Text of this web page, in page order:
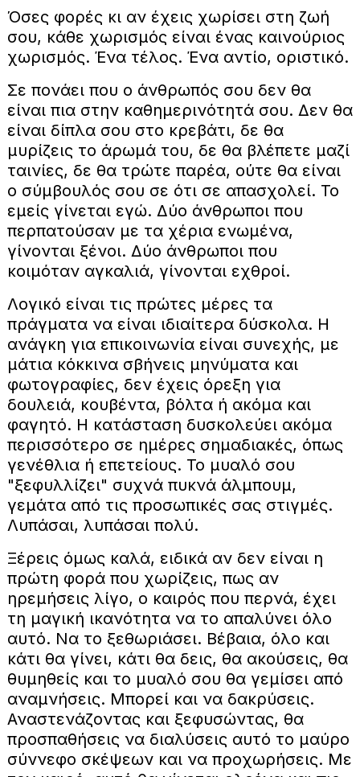
Όσες φορές κι αν έχεις χωρίσει στη ζωή
σου, κάθε χωρισμός είναι ένας καινούριος
χωρισμός. Ένα τέλος. Ένα αντίο, οριστικό.
Σε πονάει που ο άνθρωπός σου δεν θα
είναι πια στην καθημερινότητά σου. Δεν θα
είναι δίπλα σου στο κρεβάτι, δε θα
μυρίζεις το άρωμά του, δε θα βλέπετε μαζί
ταινίες, δε θα τρώτε παρέα, ούτε θα είναι
ο σύμβουλός σου σε ότι σε απασχολεί. Το
εμείς γίνεται εγώ. Δύο άνθρωποι που
περπατούσαν με τα χέρια ενωμένα,
γίνονται ξένοι. Δύο άνθρωποι που
κοιμόταν αγκαλιά, γίνονται εχθροί.
Λογικό είναι τις πρώτες μέρες τα
πράγματα να είναι ιδιαίτερα δύσκολα. Η
ανάγκη για επικοινωνία είναι συνεχής, με
μάτια κόκκινα σβήνεις μηνύματα και
φωτογραφίες, δεν έχεις όρεξη για
δουλειά, κουβέντα, βόλτα ή ακόμα και
φαγητό. Η κατάσταση δυσκολεύει ακόμα
περισσότερο σε ημέρες σημαδιακές, όπως
γενέθλια ή επετείους. Το μυαλό σου
"ξεφυλλίζει" συχνά πυκνά άλμπουμ,
γεμάτα από τις προσωπικές σας στιγμές.
Λυπάσαι, λυπάσαι πολύ.
Ξέρεις όμως καλά, ειδικά αν δεν είναι η
πρώτη φορά που χωρίζεις, πως αν
ηρεμήσεις λίγο, ο καιρός που περνά, έχει
τη μαγική ικανότητα να το απαλύνει όλο
αυτό. Να το ξεθωριάσει. Βέβαια, όλο και
κάτι θα γίνει, κάτι θα δεις, θα ακούσεις, θα
θυμηθείς και το μυαλό σου θα γεμίσει από
αναμνήσεις. Μπορεί και να δακρύσεις.
Αναστενάζοντας και ξεφυσώντας, θα
προσπαθήσεις να διαλύσεις αυτό το μαύρο
σύννεφο σκέψεων και να προχωρήσεις. Με